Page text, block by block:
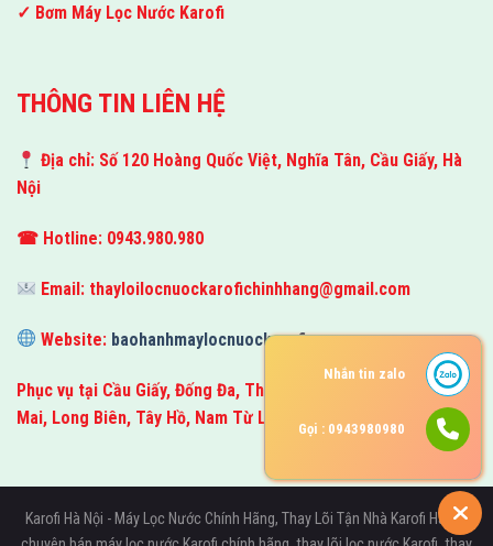
✓ Bơm Máy Lọc Nước Karofi
THÔNG TIN LIÊN HỆ
Địa chỉ: Số 120 Hoàng Quốc Việt, Nghĩa Tân, Cầu Giấy, Hà
Nội
☎ Hotline: 0943.980.980
Email: thayloilocnuockarofichinhhang@gmail.com
Website: baohanhmaylocnuockarofi.com
Phục vụ tại Cầu Giấy, Đống Đa, Thanh Xuân, Hà Đông, Hoàng
Mai, Long Biên, Tây Hồ, Nam Từ Liêm và toàn bộ Hà Nội.
Karofi Hà Nội - Máy Lọc Nước Chính Hãng, Thay Lõi Tận Nhà Karofi Hà Nội
Nhắn tin zalo
Gọi : 0943980980